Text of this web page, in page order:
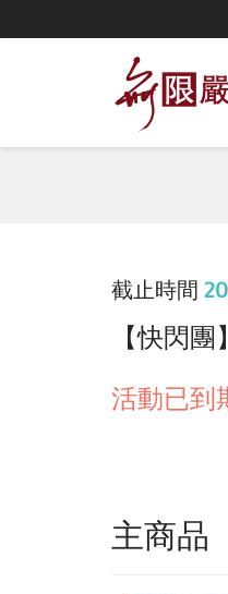
截止時間
【快閃
活動已到
主商品